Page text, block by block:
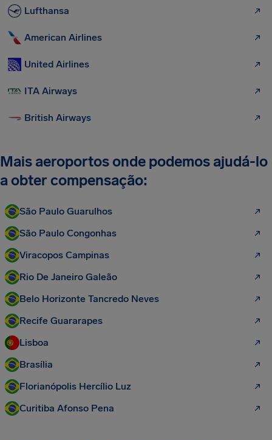
Lufthansa
American Airlines
United Airlines
ITA Airways
British Airways
Mais aeroportos onde podemos ajudá-lo
a obter compensação:
São Paulo Guarulhos
São Paulo Congonhas
Viracopos Campinas
Rio De Janeiro Galeão
Belo Horizonte Tancredo Neves
Recife Guararapes
Lisboa
Brasília
Florianópolis Hercílio Luz
Curitiba Afonso Pena